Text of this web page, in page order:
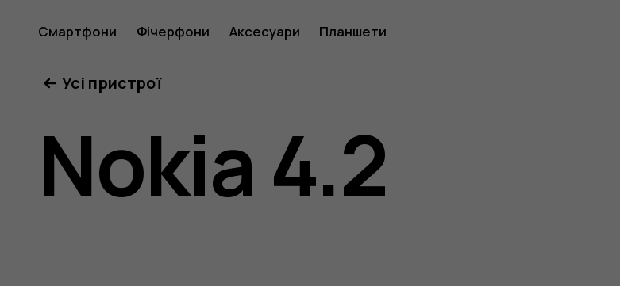
Nokia
4.2
user
Смартфони Фічерфони Аксесуари Планшети
Усі пристрої
Nokia 4.2